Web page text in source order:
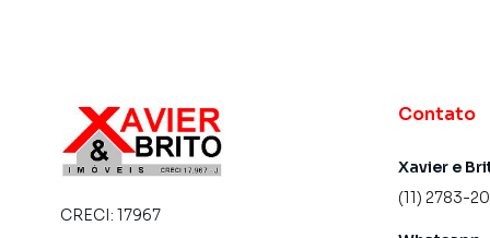
CRECI: 17967
Contato
Xavier e
(11) 2783-